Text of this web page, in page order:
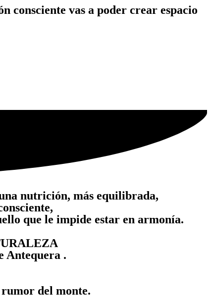
consciente vas a poder crear espacio
nutrición, más equilibrada,
que le impide estar en armonía.
Antequera .
rumor del monte.